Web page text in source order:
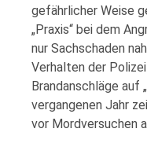
gefährlicher Weise
„Praxis“ bei dem
nur Sachschaden
Verhalten der
Brandanschläge auf
vergangenen Jahr
vor Mordversuchen